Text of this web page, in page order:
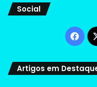
Social
Artigos em